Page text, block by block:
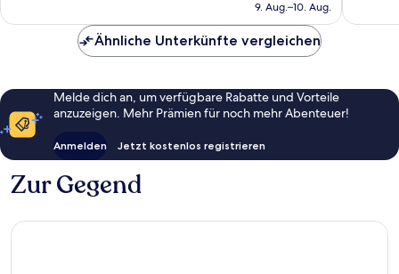
9. Aug.–10. Aug.
Ähnliche Unterkünfte vergleichen
Melde dich an, um verfügbare Rabatte und Vorteile
anzuzeigen. Mehr Prämien für noch mehr Abenteuer!
Anmelden Jetzt kostenlos registrieren
Zur Gegend